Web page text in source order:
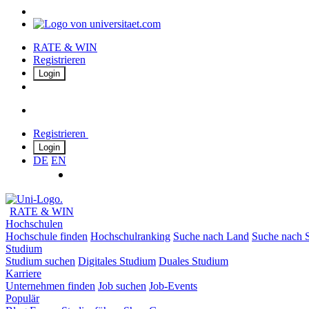
RATE & WIN
Registrieren
Login
Registrieren
Login
DE EN
RATE & WIN
Hochschulen
Hochschule finden Hochschulranking Suche nach Land Suche nach
Studium
Studium suchen Digitales Studium Duales Studium
Karriere
Unternehmen finden Job suchen Job-Events
Populär